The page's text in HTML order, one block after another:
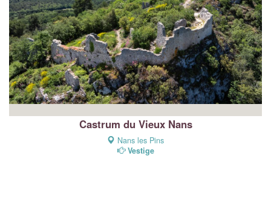
Castrum du Vieux Nans
Nans les Pins
Vestige